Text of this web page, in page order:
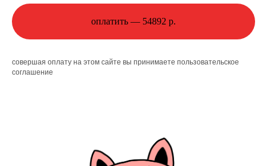
оплатить — 54892 р.
совершая оплату на этом сайте вы принимаете пользовательское
соглашение